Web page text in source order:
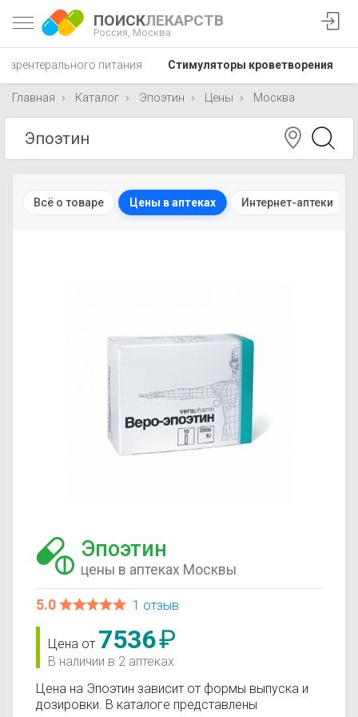
ПОИСКЛЕКАРСТВ
Россия, Москва
питания Стимуляторы кроветворения
Главная Каталог Эпоэтин Цены Москва
Всё о товаре Цены в аптеках Интернет-аптеки
Эпоэтин
цены в аптеках Москвы
5.0 1 отзыв
Цена от 7536₽
В наличии в 2 аптеках
Цена на Эпоэтин зависит от формы выпуска и
дозировки. В каталоге представлены